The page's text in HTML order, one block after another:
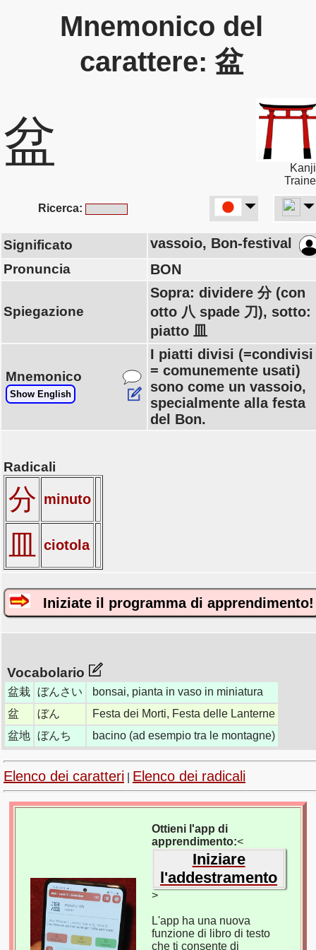
Mnemonico del
carattere: 盆
盆
Ricerca:
Significato vassoio, Bon-festival
Pronuncia BON
Spiegazione
Sopra: dividere 分 (con
otto 八 spade 刀), sotto:
piatto 皿
Mnemonico
Show English
I piatti divisi (=condivisi
= comunemente usati)
sono come un vassoio,
specialmente alla festa
del Bon.
Radicali
分 minuto
皿 ciotola
Iniziate il programma di apprendimento!
Vocabolario
盆栽 ぼんさい
bonsai, pianta in vaso in miniatura
盆
ぼん
Festa dei Morti, Festa delle Lanterne
盆地 ぼんち bacino (ad esempio tra le montagne)
Elenco dei caratteri Elenco dei radicali
Ottieni l'app di
apprendimento:<
Iniziare
l'addestramento
>
L'app ha una nuova
funzione di libro di testo
che ti consente di